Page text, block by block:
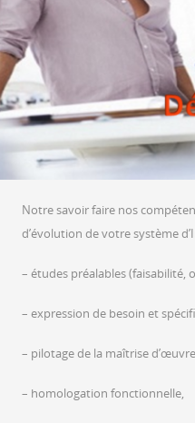
Notre savoir faire nos
d’évolution de votre système
– études préalables
– expression de besoin et
– pilotage de la maîtrise
– homologation fonctionnelle,